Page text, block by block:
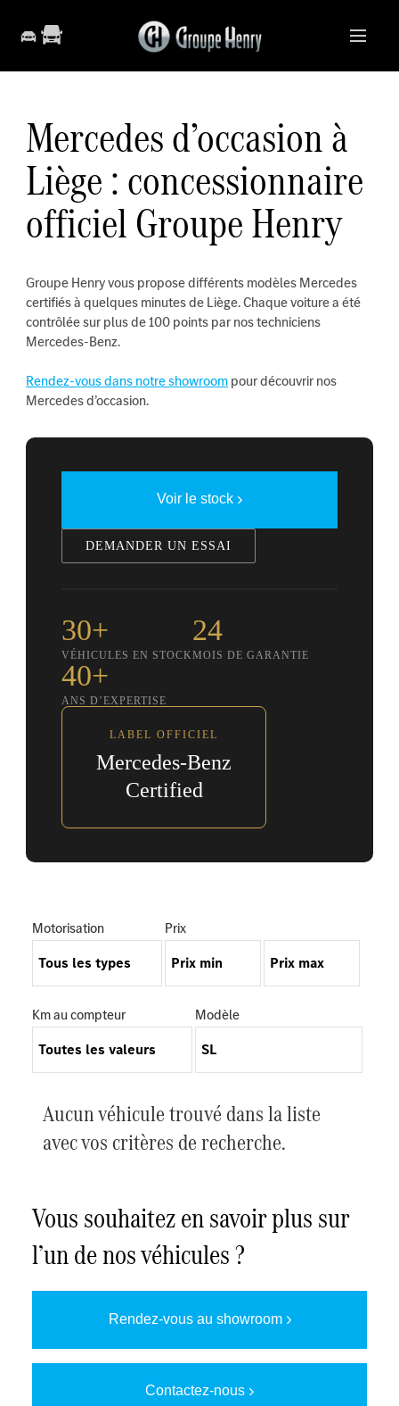
Mercedes d’occasion à
Liège : concessionnaire
officiel Groupe Henry
Groupe Henry vous propose différents modèles Mercedes
certifiés à quelques minutes de Liège. Chaque voiture a été
contrôlée sur plus de 100 points par nos techniciens
Mercedes-Benz.
Rendez-vous dans notre showroompour découvrir nos
Mercedes d’occasion.
Voir le stock
DEMANDER UN ESSAI
30+
VÉHICULES EN STOCK
24
MOIS DE GARANTIE
40+
ANS D’EXPERTISE
LABEL OFFICIEL
Mercedes-Benz
Certified
Motorisation Prix
Km au compteur Modèle
Aucun véhicule trouvé dans la liste
avec vos critères de recherche.
Vous souhaitez en savoir plus sur
l’un de nos véhicules ?
Rendez-vous au showroom
Contactez-nous